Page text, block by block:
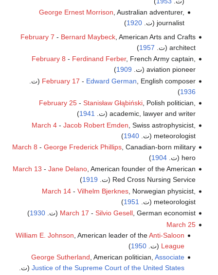
George Ernest Morrison , Australian adventurer,
journalist (ت.
1920
)
February 7 - Bernard Maybeck, American Arts and Crafts
architect (ت.
1957
)
February 8 - Ferdinand Ferber, French Army captain,
aviation pioneer (ت.
1909
)
February 17 - Edward German , English composer (ت.
1936
)
February 25- Stanisław Głąbiński, Polish politician,
academic, lawyer and writer (ت.
1941
)
March 4- Jacob Robert Emden , Swiss astrophysicist,
meteorologist (ت.
1940
)
March 8 - George Frederick Phillips, Canadian-born military
hero (ت.
1904
)
March 13 - Jane Delano, American founder of the American
Red Cross Nursing Service (ت.
1919
)
March 14- Vilhelm Bjerknes, Norwegian physicist,
meteorologist (ت.
1951
)
March 17 - Silvio Gesell, German economist (ت. 1930
)
March 25
William E. Johnson , American leader of theAnti-Saloon
League (ت. 1950
)
George Sutherland , American politician,Associate
Justice of the Supreme Court of the United States(ت.